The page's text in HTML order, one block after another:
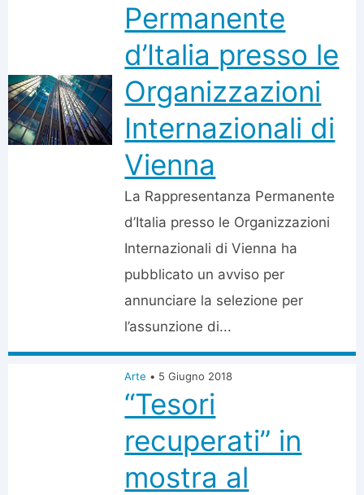
Permanente
d’Italia presso le
Organizzazioni
Internazionali di
Vienna
La Rappresentanza Permanente
d’Italia presso le Organizzazioni
Internazionali di Vienna ha
pubblicato un avviso per
annunciare la selezione per
l’assunzione di...
Arte • 5 Giugno 2018
“Tesori
recuperati” in
mostra al